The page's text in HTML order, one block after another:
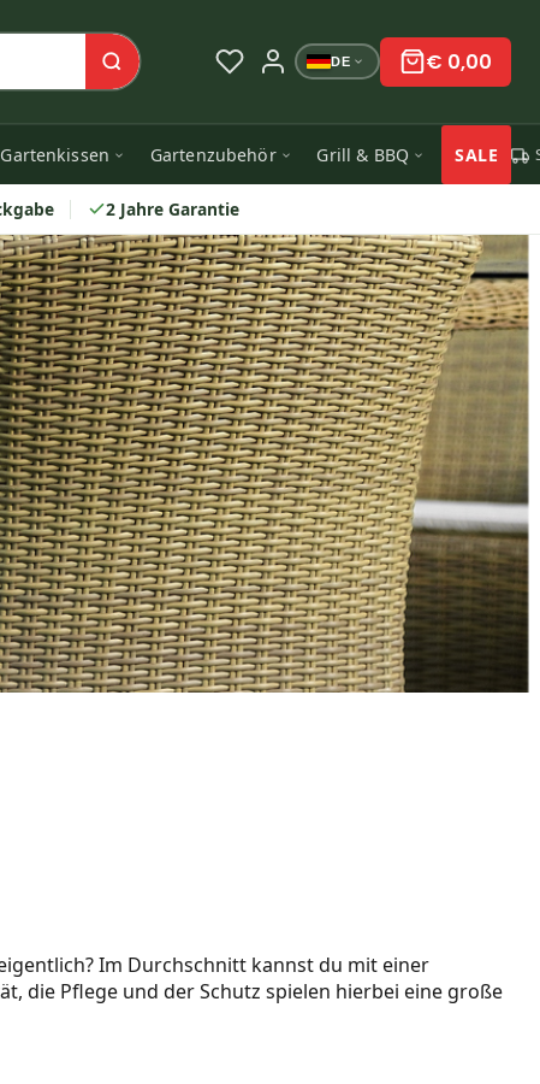
DE € 0,00
Gartenkissen Gartenzubehör Grill & BBQ SALE
2 Jahre Garantie
Im Durchschnitt kannst du mit einer
die Pflege und der Schutz spielen hierbei eine große